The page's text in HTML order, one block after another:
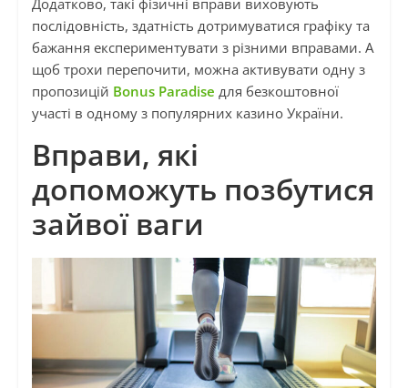
Додатково, такі фізичні вправи виховують
послідовність, здатність дотримуватися графіку та
бажання експериментувати з різними вправами. А
щоб трохи перепочити, можна активувати одну з
пропозицій Bonus Paradise для безкоштовної
участі в одному з популярних казино України.
Вправи, які
допоможуть позбутися
зайвої ваги